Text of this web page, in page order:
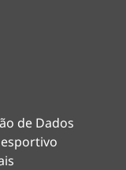
de Dados